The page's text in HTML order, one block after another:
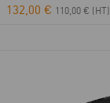
132,00 € 110,00 € (HT)